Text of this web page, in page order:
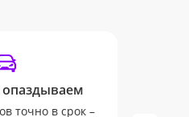
опаздываем
точно в срок –